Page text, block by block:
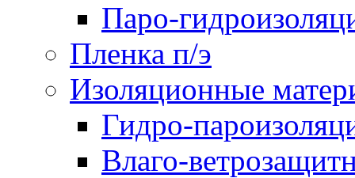
Паро-
Пленка п/э
Изоляционные
Гидро-
Влаго-